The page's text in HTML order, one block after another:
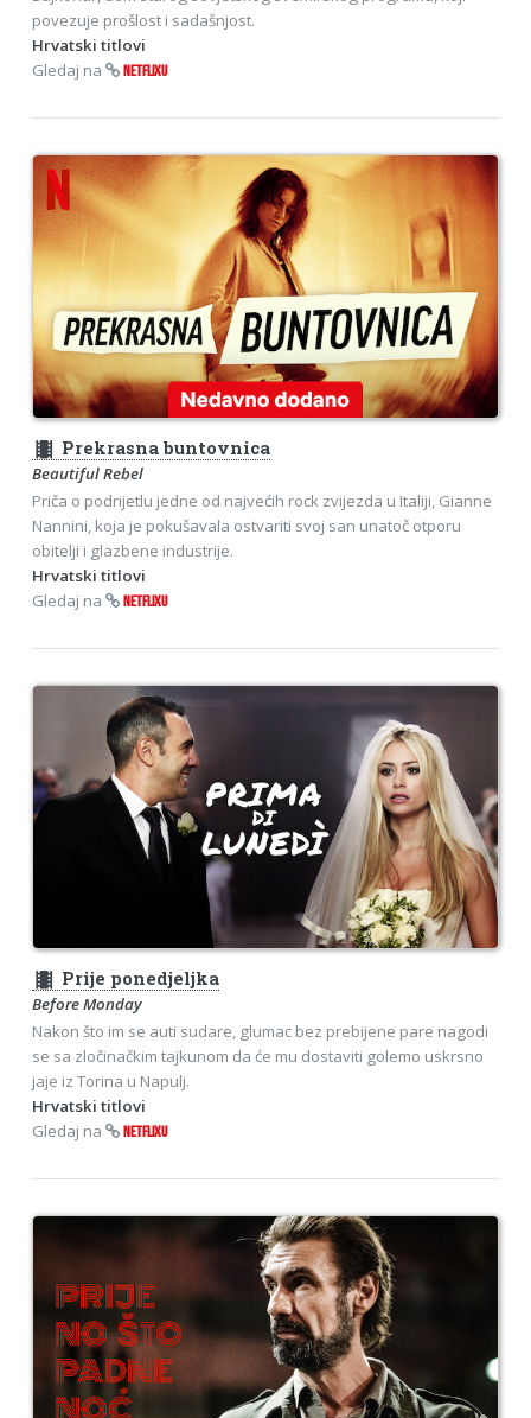
povezuje prošlost i sadašnjost.
Hrvatski titlovi
Gledaj na
NETFLIXU
theaters Prekrasna buntovnica
Beautiful Rebel
Priča o podrijetlu jedne od najvećih rock zvijezda u Italiji, Gianne
Nannini, koja je pokušavala ostvariti svoj san unatoč otporu
obitelji i glazbene industrije.
Hrvatski titlovi
Gledaj na
NETFLIXU
theaters Prije ponedjeljka
Before Monday
Nakon što im se auti sudare, glumac bez prebijene pare nagodi
se sa zločinačkim tajkunom da će mu dostaviti golemo uskrsno
jaje iz Torina u Napulj.
Hrvatski titlovi
Gledaj na
NETFLIXU